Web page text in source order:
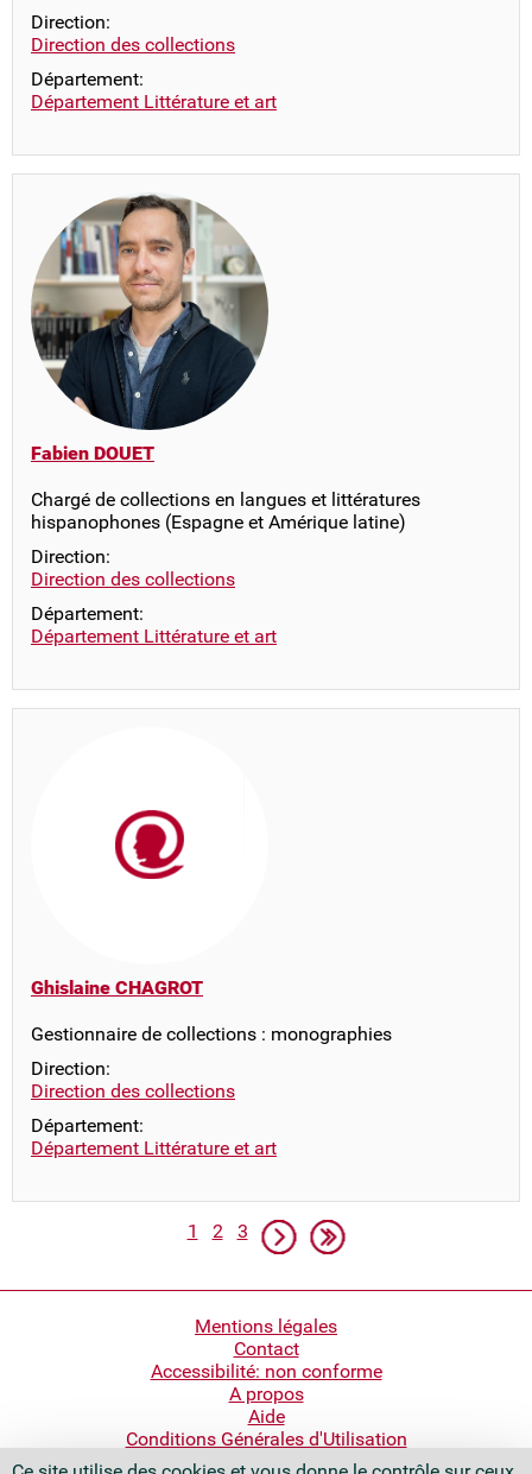
Direction:
Direction des collections
Département:
Département Littérature et art
Fabien DOUET
Chargé de collections en langues et littératures
hispanophones (Espagne et Amérique latine)
Direction:
Direction des collections
Département:
Département Littérature et art
Ghislaine CHAGROT
Gestionnaire de collections : monographies
Direction:
Direction des collections
Département:
Département Littérature et art
Pagination
Page
1 Page
2 Page
3 Page suivante
Dernière page
Mentions légales
Contact
Accessibilité: non conforme
A propos
Aide
Conditions Générales d'Utilisation